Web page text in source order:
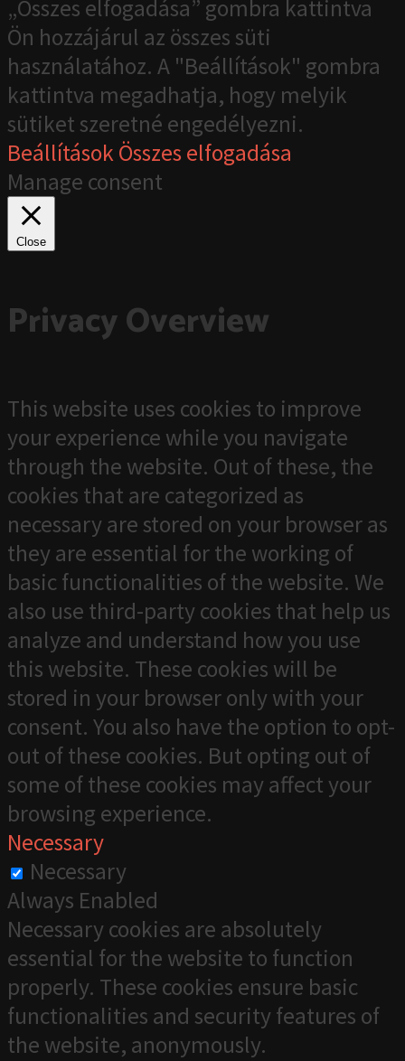
„Összes elfogadása” gombra kattintva
Ön hozzájárul az összes süti
használatához. A "Beállítások" gombra
kattintva megadhatja, hogy melyik
sütiket szeretné engedélyezni.
BeállításokÖsszes elfogadása
Manage consent
Close
Privacy Overview
This website uses cookies to improve
your experience while you navigate
through the website. Out of these, the
cookies that are categorized as
necessary are stored on your browser as
they are essential for the working of
basic functionalities of the website. We
also use third-party cookies that help us
analyze and understand how you use
this website. These cookies will be
stored in your browser only with your
consent. You also have the option to opt-
out of these cookies. But opting out of
some of these cookies may affect your
browsing experience.
Necessary
Necessary
Always Enabled
Necessary cookies are absolutely
essential for the website to function
properly. These cookies ensure basic
functionalities and security features of
the website, anonymously.